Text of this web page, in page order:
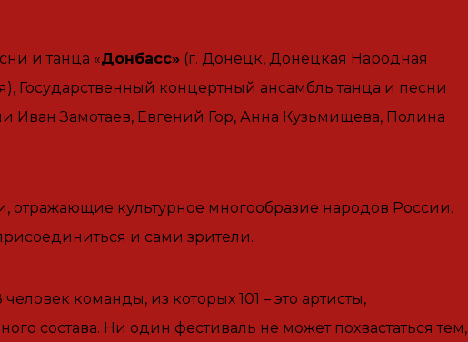
и танца «Донбасс» (г. Донецк, Донецкая Народная
Государственный концертный ансамбль танца и песни
Иван Замотаев, Евгений Гор, Анна Кузьмищева, Полина
культурное многообразие народов России.
и сами зрители.
команды, из которых 101 – это артисты,
состава. Ни один фестиваль не может похвастаться тем,